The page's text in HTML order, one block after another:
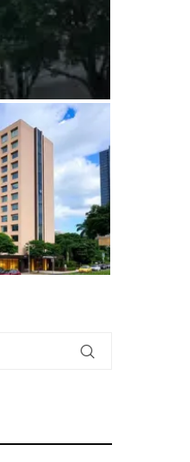
hotel em São
Paulista